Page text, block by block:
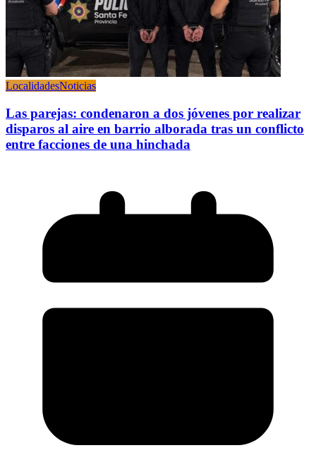
LocalidadesNoticias
Las parejas: condenaron a dos jóvenes por realizar
disparos al aire en barrio alborada tras un conflicto
entre facciones de una hinchada